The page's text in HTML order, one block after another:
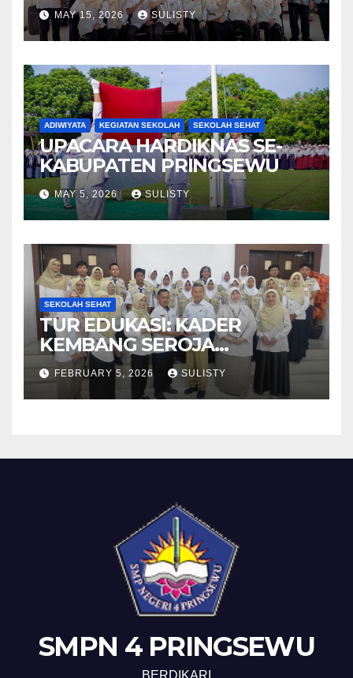
MAY 15, 2026 SULISTY
ADIWIYATA KEGIATAN SEKOLAH SEKOLAH SEHAT
UPACARA HARDIKNAS SE-
KABUPATEN PRINGSEWU
MAY 5, 2026 SULISTY
SEKOLAH SEHAT
TUR EDUKASI: KADER
KEMBANG SEROJA
KUNJUNGI BBPOM
FEBRUARY 5, 2026 SULISTY
SMPN 4 PRINGSEWU
BERDIKARI